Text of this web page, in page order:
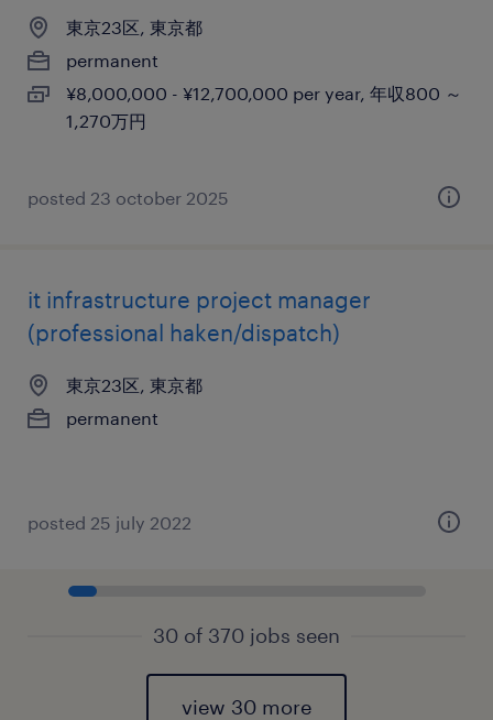
東京23区, 東京都
permanent
¥8,000,000 - ¥12,700,000 per year, 年収800 ～
1,270万円
posted 23 october 2025
it infrastructure project manager
(professional haken/dispatch)
東京23区, 東京都
permanent
posted 25 july 2022
30 of 370 jobs seen
view 30 more